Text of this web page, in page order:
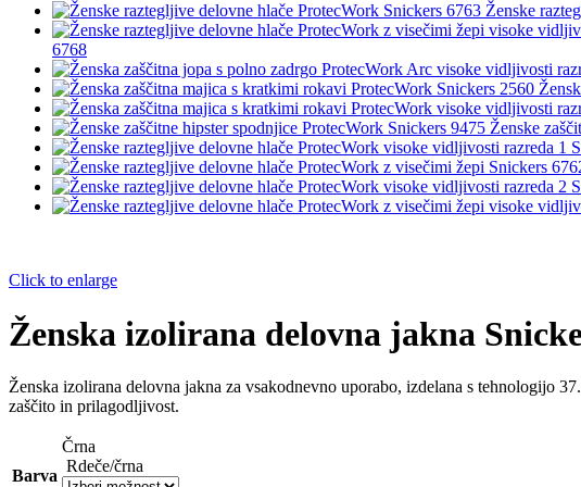
Ženske
6768
Ženske
Click to enlarge
Ženska izolirana delovna jakna
Ženska izolirana delovna jakna za vsakodnevno uporabo, izdelana s tehnologijo
zaščito in prilagodljivost.
Barva
Črna
Rdeče/črna